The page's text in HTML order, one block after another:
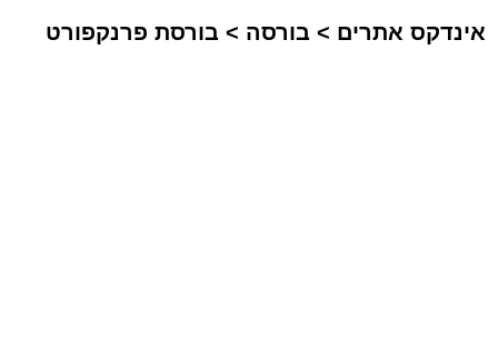
אינדקס אתרים > בורסה > בורסת פרנקפורט